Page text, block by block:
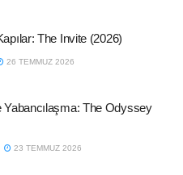
The Invite (2026)
26 TEMMUZ 2026
The Odyssey
23 TEMMUZ 2026